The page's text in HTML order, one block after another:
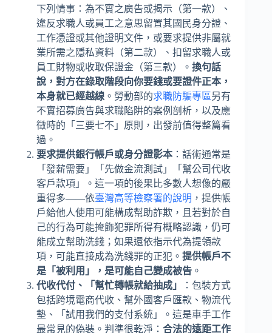
下列情事：為不實之廣告或揭示（第一款）、
違反求職人或員工之意思留置其國民身分證、
工作憑證或其他證明文件，或要求提供非屬就
業所需之隱私資料（第二款）、扣留求職人或
員工財物或收取保證金（第三款）。 換句話
說，對方在錄取階段向你要錢或要證件正本，
本身就已經越線 。勞動部的求職防騙專區另有
不實招募廣告與求職陷阱的案例剖析，以及應
徵時的「三要七不」原則，出發前值得整篇看
過。
要求提供銀行帳戶或身分證影本 ：話術通常是
「發薪需要」「先做金流測試」「幫公司代收
客戶款項」。這一項的後果比多數人想像的嚴
重得多——依臺灣高等檢察署的說明 ，提供帳
戶給他人使用可能構成幫助詐欺，且若對於自
己的行為可能掩飾犯罪所得有概略認識，仍可
能成立幫助洗錢；如果還依指示代為提領款
項，可能直接成為洗錢罪的正犯。 提供帳戶不
是「被利用」，是可能自己變成被告 。
代收代付、「幫忙轉帳就給抽成」
：包裝方式
包括跨境電商代收、幫外國客戶匯款、物流代
墊、「試用我們的支付系統」。這是車手工作
最常見的偽裝。判準很乾淨： 合法的遠距工作